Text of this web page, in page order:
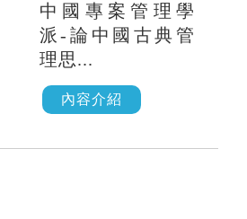
中國專案管理學
派-論中國古典管
理思...
內容介紹